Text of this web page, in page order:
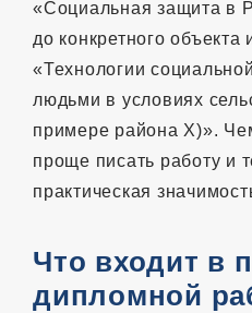
«Социальная защита в
до конкретного объекта
«Технологии
людьми в условиях
примере района Х)».
проще писать работу и
практическая
Что входит в
дипломной